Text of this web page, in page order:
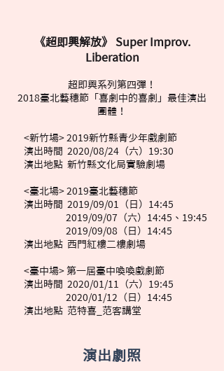
《超即興解放》 Super Improv.
Liberation
超即興系列第四彈！
2018臺北藝穗節「喜劇中的喜劇」最佳演出
團體！
<新竹場> 2019新竹縣青少年戲劇節
演出時間 2020/08/24（六）19:30
演出地點 新竹縣文化局實驗劇場
<臺北場> 2019臺北藝穗節
演出時間 2019/09/01（日）14:45
2019/09/07（六）14:45、19:45
2019/09/08（日）14:45
演出地點 西門紅樓二樓劇場
<臺中場> 第一屆臺中喚喚戲劇節
演出時間 2020/01/11（六）19:45
2020/01/12（日）14:45
演出地點 范特喜_范客講堂
演出劇照